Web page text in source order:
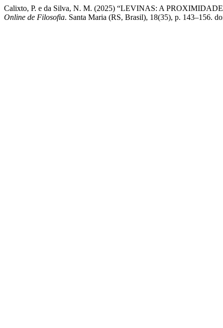
Calixto, P. e da Silva, N. M. (2025) “LEVINAS: A
Online de Filosofia. Santa Maria (RS, Brasil), 18(35), p. 143–156.